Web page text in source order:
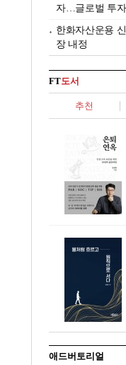
자…글로벌 투
한화자산운용
장 내정
FT도서
추천
애드버토리얼